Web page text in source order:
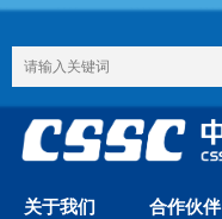
关于我们 合作伙伴